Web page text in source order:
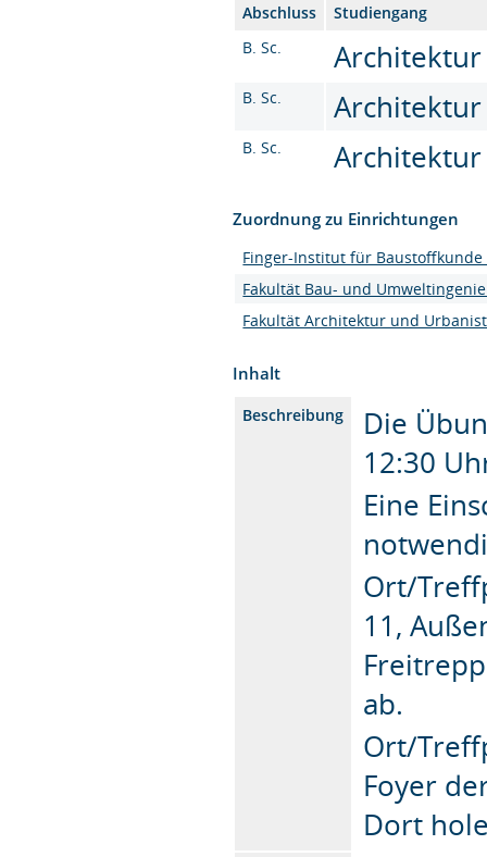
Abschluss
Studiengang
B. Sc.
Architektur
B. Sc. Architektur
B. Sc. Architektur
Zuordnung zu Einrichtungen
Finger-Institut für Baustoffkunde
Fakultät Bau- und
Fakultät Architektur und
Inhalt
Beschreibung
Die
12:30
Eine
Ort/
11,
ab.
Ort/
Foyer
Dort